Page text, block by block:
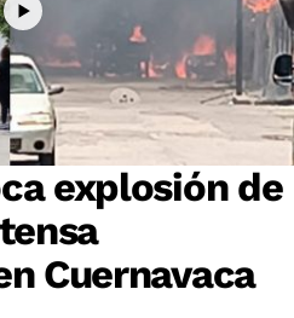
explosión de
Cuernavaca